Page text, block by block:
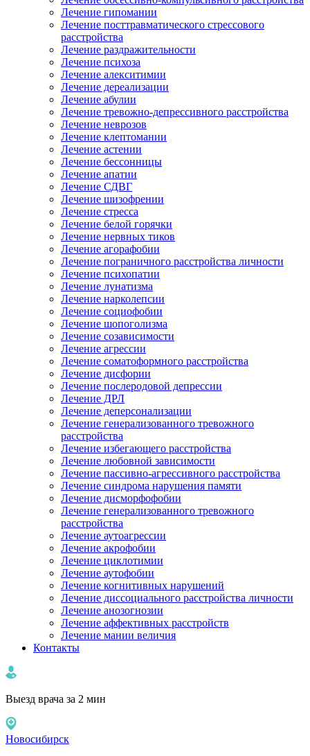
Лечение гипомании
Лечение посттравматического стрессового
расстройства
Лечение раздражительности
Лечение психоза
Лечение алекситимии
Лечение дереализации
Лечение абулии
Лечение тревожно-депрессивного расстройства
Лечение неврозов
Лечение клептомании
Лечение астении
Лечение бессонницы
Лечение апатии
Лечение СДВГ
Лечение шизофрении
Лечение стресса
Лечение белой горячки
Лечение нервных тиков
Лечение агорафобии
Лечение пограничного расстройства личности
Лечение психопатии
Лечение лунатизма
Лечение нарколепсии
Лечение социофобии
Лечение шопоголизма
Лечение созависимости
Лечение агрессии
Лечение соматоформного расстройства
Лечение дисфории
Лечение послеродовой депрессии
Лечение ДРЛ
Лечение деперсонализации
Лечение генерализованного тревожного
расстройства
Лечение избегающего расстройства
Лечение любовной зависимости
Лечение пассивно-агрессивного расстройства
Лечение синдрома нарушения памяти
Лечение дисморфофобии
Лечение генерализованного тревожного
расстройства
Лечение аутоагрессии
Лечение акрофобии
Лечение циклотимии
Лечение аутофобии
Лечение когнитивных нарушений
Лечение диссоциального расстройства личности
Лечение анозогнозии
Лечение аффективных расстройств
Лечение мании величия
Контакты
Выезд врача за 2 мин
Новосибирск